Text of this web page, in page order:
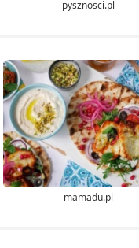
pysznosci.pl
mamadu.pl